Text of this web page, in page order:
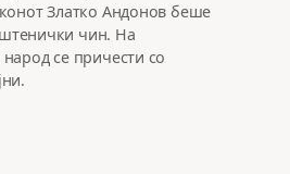
Златко Андонов беше
чин. На
народ се причести со